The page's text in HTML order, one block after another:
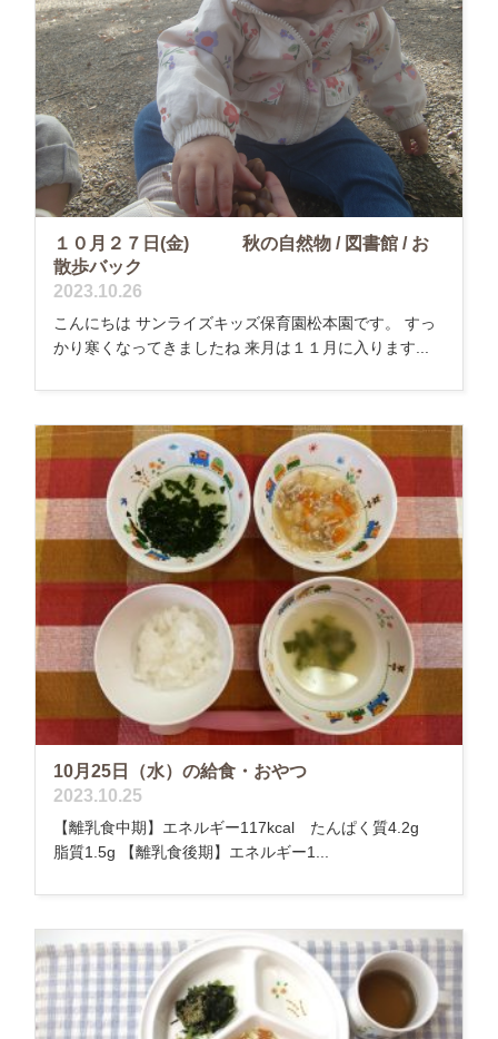
１０月２７日(金) 秋の自然物 / 図書館 / お
散歩バック
2023.10.26
こんにちは サンライズキッズ保育園松本園です。 すっ
かり寒くなってきましたね 来月は１１月に入ります...
10月25日（水）の給食・おやつ
2023.10.25
【離乳食中期】エネルギー117kcal たんぱく質4.2g
脂質1.5g 【離乳食後期】エネルギー1...